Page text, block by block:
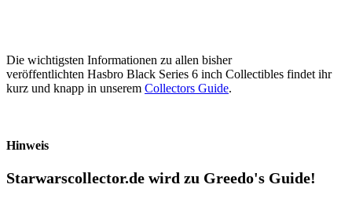
Die wichtigsten Informationen zu allen bisher
veröffentlichten Hasbro Black Series 6 inch Collectibles findet ihr
kurz und knapp in unserem Collectors Guide.
Hinweis
Starwarscollector.de wird zu Greedo's Guide!